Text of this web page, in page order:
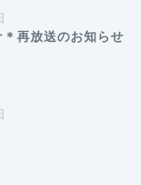
再放送のお知らせ